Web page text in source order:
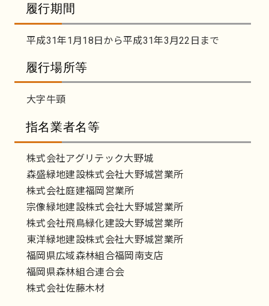
履行期間
平成31年1月18日から平成31年3月22日まで
履行場所等
大字牛頸
指名業者名等
株式会社アグリテック大野城
森盛緑地建設株式会社大野城営業所
株式会社庭建福岡営業所
宗像緑地建設株式会社大野城営業所
株式会社飛鳥緑化建設大野城営業所
東洋緑地建設株式会社大野城営業所
福岡県広域森林組合福岡南支店
福岡県森林組合連合会
株式会社佐藤木材